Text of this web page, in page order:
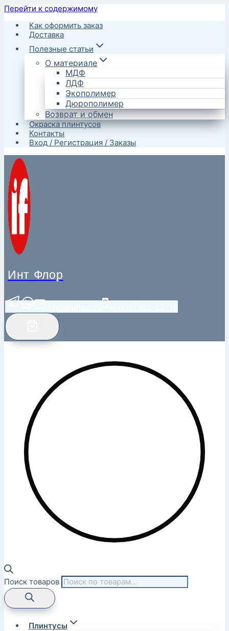
Перейти к содержимому
Как оформить заказ
Доставка
Полезные статьи
О материале
МДФ
ЛДФ
Экополимер
Дюрополимер
Возврат и обмен
Окраска плинтусов
Контакты
Вход / Регистрация / Заказы
Инт Флор
Поиск товаров
Плинтусы